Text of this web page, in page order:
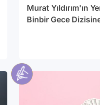
Murat Yıldırım'ın
Binbir Gece